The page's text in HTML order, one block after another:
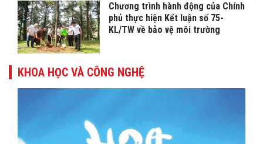
Chương trình hành động của Chính
phủ thực hiện Kết luận số 75-
KL/TW về bảo vệ môi trường
KHOA HỌC VÀ CÔNG NGHỆ